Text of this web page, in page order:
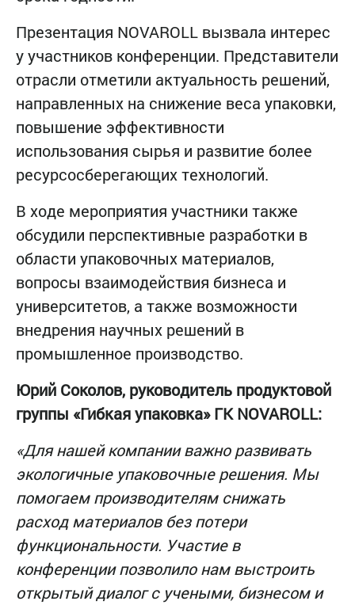
Презентация NOVAROLL вызвала интерес
у участников конференции. Представители
отрасли отметили актуальность решений,
направленных на снижение веса упаковки,
повышение эффективности
использования сырья и развитие более
ресурсосберегающих технологий.
В ходе мероприятия участники также
обсудили перспективные разработки в
области упаковочных материалов,
вопросы взаимодействия бизнеса и
университетов, а также возможности
внедрения научных решений в
промышленное производство.
Юрий Соколов, руководитель продуктовой
группы «Гибкая упаковка» ГК NOVAROLL:
«Для нашей компании важно развивать
экологичные упаковочные решения. Мы
помогаем производителям снижать
расход материалов без потери
функциональности. Участие в
конференции позволило нам выстроить
открытый диалог с учеными, бизнесом и